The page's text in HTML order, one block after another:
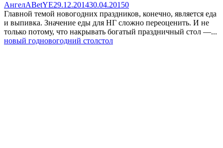
АнгелАBetYE29.12.201430.04.20150
Главной темой новогодних праздников, конечно, является еда
и выпивка. Значение еды для НГ сложно переоценить. И не
только потому, что накрывать богатый праздничный стол —...
новый годновогодний столстол